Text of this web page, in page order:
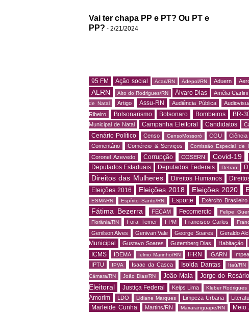
Vai ter chapa PP e PT? Ou PT e
PP? - 2/21/2024
95 FM Ação social Acari/RN Adepol/RN Aduern
ALRN
Alto do Rodrigues/RN Álvaro Dias Amélia Ciarlini
de Natal
Artigo Assu-RN Audiência Pública
Ribeiro
Bolsonarismo Bolsonaro Bombeiros BR-
Municipal de Natal
Campanha Eleitoral Candidatos
Cenário Político Censo CensoMossoró CGU Ciência
Comentário Comércio & Serviços Comissão Especial de
Coronel Azevedo Corrupção COSERN Covid-19
Deputados Estaduais Deputados Federais Detran
Direitos das Mulheres Direitos Humanos
Eleições 2016 Eleições 2018 Eleições 2020
ESMARN Espírito Santo/RN Esporte Exército Brasileiro
Fátima Bezerra FECAM Fecomercio Felipe
Florânia/RN Fora Temer FPM Francisco Carlos
Genilson Alves Genivan Vale George Soares Geraldo
Municipal
Gustavo Soares Gutemberg Dias Habitação
ICMS IDEMA Ielmo Marinho/RN IFRN IGARN
IPTU IPVA Isaac da Casca Isolda Dantas Itaú/RN
Câmara/RN
João Dias/RN João Maia Jorge do Rosário
Eleitoral
Justiça Federal Kelps Lima Kleber Rodrigues
Amorim
LDO Lidiane Marques Limpeza Urbana
Marleide Cunha Martins/RN Maxaranguape/RN Meio